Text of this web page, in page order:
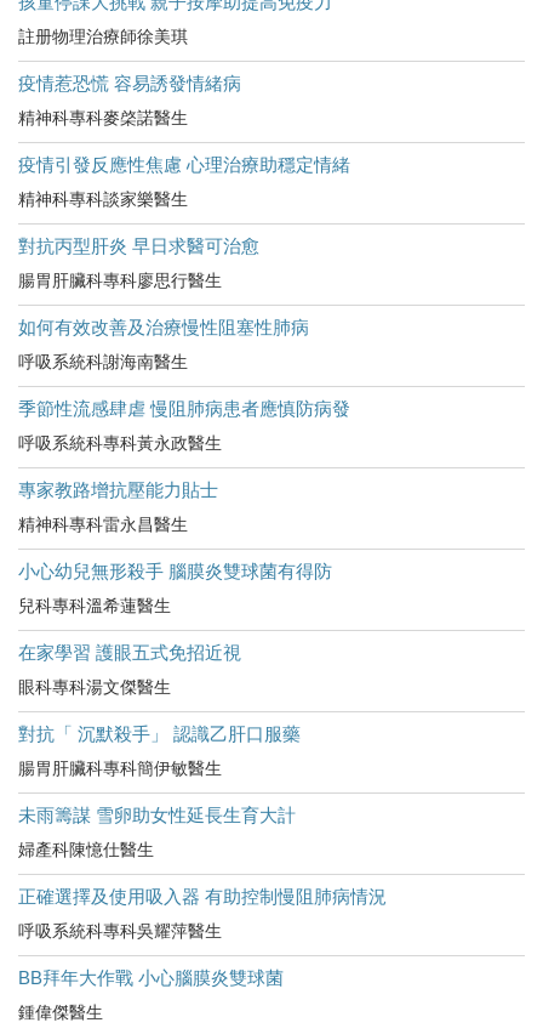
註册物理治療師徐美琪
疫情惹恐慌 容易誘發情緒病
精神科專科麥棨諾醫生
疫情引發反應性焦慮 心理治療助穩定情緒
精神科專科談家樂醫生
對抗丙型肝炎 早日求醫可治愈
腸胃肝臟科專科廖思行醫生
如何有效改善及治療慢性阻塞性肺病
呼吸系統科謝海南醫生
季節性流感肆虐 慢阻肺病患者應慎防病發
呼吸系統科專科黃永政醫生
專家教路增抗壓能力貼士
精神科專科雷永昌醫生
小心幼兒無形殺手 腦膜炎雙球菌有得防
兒科專科溫希蓮醫生
在家學習 護眼五式免招近視
眼科專科湯文傑醫生
對抗「 沉默殺手」 認識乙肝口服藥
腸胃肝臟科專科簡伊敏醫生
未雨籌謀 雪卵助女性延長生育大計
婦產科陳憶仕醫生
正確選擇及使用吸入器 有助控制慢阻肺病情況
呼吸系統科專科吳耀萍醫生
BB拜年大作戰 小心腦膜炎雙球菌
鍾偉傑醫生